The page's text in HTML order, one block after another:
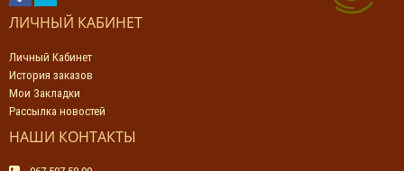
ЛИЧНЫЙ КАБИНЕТ
Личный Кабинет
История заказов
Мои Закладки
Рассылка новостей
НАШИ КОНТАКТЫ